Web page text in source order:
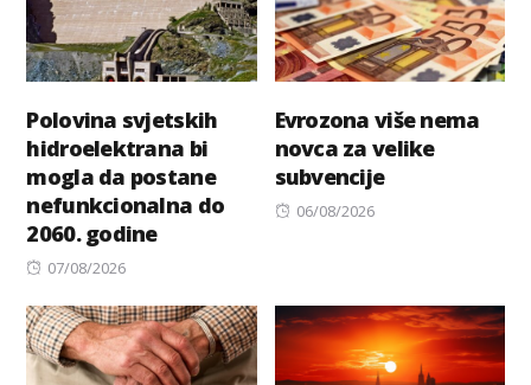
Polovina svjetskih
hidroelektrana bi
mogla da postane
nefunkcionalna do
2060. godine
Posted
07/08/2026
Evrozona više nema
novca za velike
subvencije
Posted
06/08/2026